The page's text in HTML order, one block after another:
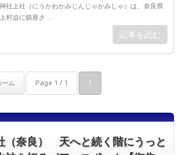
社上社（にうかわかみじんじゃかみしゃ）は、奈良県
村迫に鎮座さ ...
記事を読む
ーム Page 1 / 1 1
（奈良） 天へと続く階にうっと